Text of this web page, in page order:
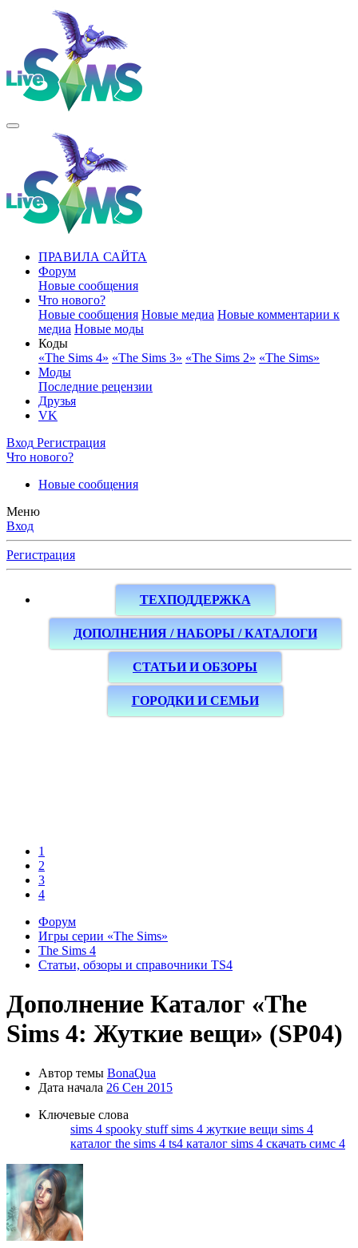
ПРАВИЛА САЙТА
Форум
Новые сообщения
Что нового?
Новые сообщения Новые медиа Новые комментарии к
медиа Новые моды
Коды
«The Sims 4» «The Sims 3» «The Sims 2» «The Sims»
Моды
Последние рецензии
Друзья
VK
Вход Регистрация
Что нового?
Новые сообщения
Меню
Вход
Регистрация
ТЕХПОДДЕРЖКА
ДОПОЛНЕНИЯ / НАБОРЫ / КАТАЛОГИ
СТАТЬИ И ОБЗОРЫ
ГОРОДКИ И СЕМЬИ
1
2
3
4
Форум
Игры серии «The Sims»
The Sims 4
Статьи, обзоры и справочники TS4
Дополнение Каталог «The
Sims 4: Жуткие вещи» (SP04)
Автор темы BonaQua
Дата начала 26 Сен 2015
Ключевые слова
sims 4 spooky stuffsims 4 жуткие вещи sims 4
каталог the sims 4 ts4 каталог sims 4 скачать симс 4